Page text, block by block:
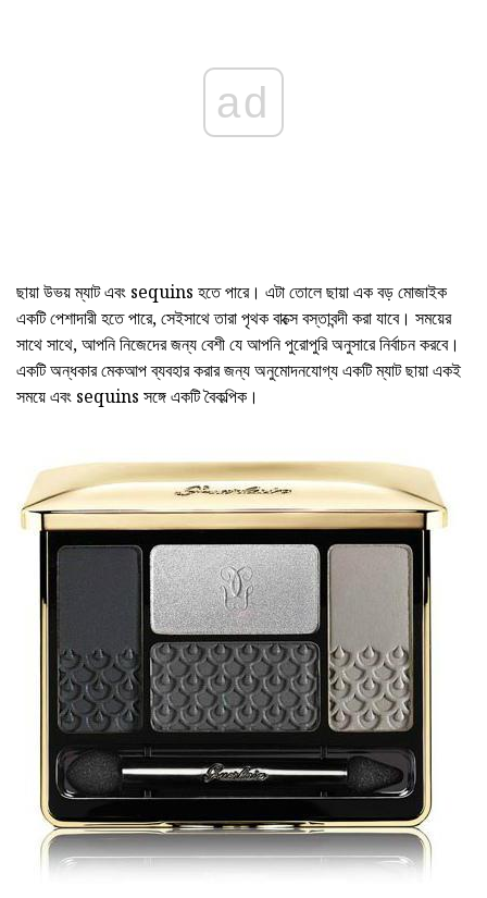
ad
ছায়া উভয় ম্যাট এবং sequins হতে পারে। এটা তোলে ছায়া এক বড় মোজাইক
একটি পেশাদারী হতে পারে, সেইসাথে তারা পৃথক বাক্সে বস্তাবন্দী করা যাবে। সময়ের
সাথে সাথে, আপনি নিজেদের জন্য বেশী যে আপনি পুরোপুরি অনুসারে নির্বাচন করবে।
একটি অন্ধকার মেকআপ ব্যবহার করার জন্য অনুমোদনযোগ্য একটি ম্যাট ছায়া একই
সময়ে এবং sequins সঙ্গে একটি বৈকল্পিক।